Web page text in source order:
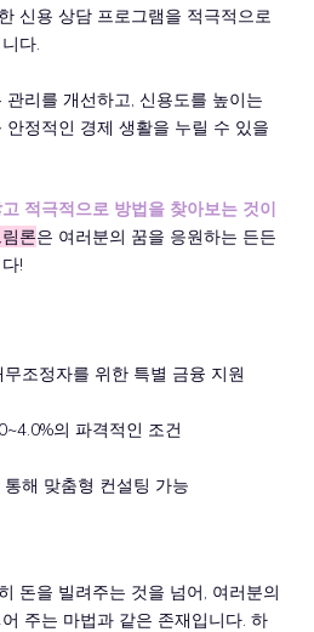
신용 상담 프로그램을 적극적으로
다.
리를 개선하고, 신용도를 높이는
정적인 경제 생활을 누릴 수 있을
적극적으로 방법을 찾아보는 것이
론은 여러분의 꿈을 응원하는 든든
!
무조정자를 위한 특별 금융 지원
의 파격적인 조건
통해 맞춤형 컨설팅 가능
돈을 빌려주는 것을 넘어, 여러분의
주는 마법과 같은 존재입니다. 하